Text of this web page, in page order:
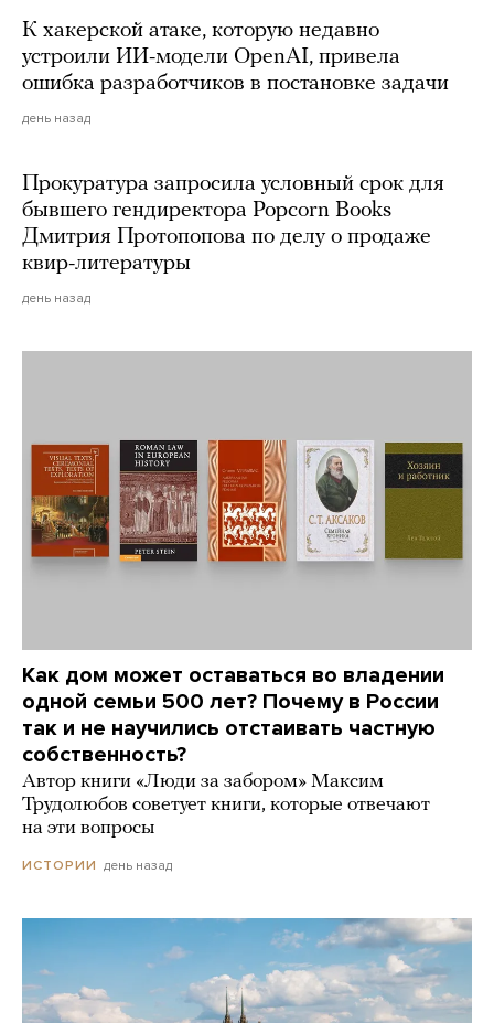
К хакерской атаке, которую недавно
устроили ИИ-модели OpenAI, привела
ошибка разработчиков в постановке задачи
день назад
Прокуратура запросила условный срок для
бывшего гендиректора Popcorn Books
Дмитрия Протопопова по делу о продаже
квир-литературы
день назад
Как дом может оставаться во владении
одной семьи 500 лет? Почему в России
так и не научились отстаивать частную
собственность?
Автор книги «Люди за забором» Максим
Трудолюбов советует книги, которые отвечают
на эти вопросы
ИСТОРИИ день назад